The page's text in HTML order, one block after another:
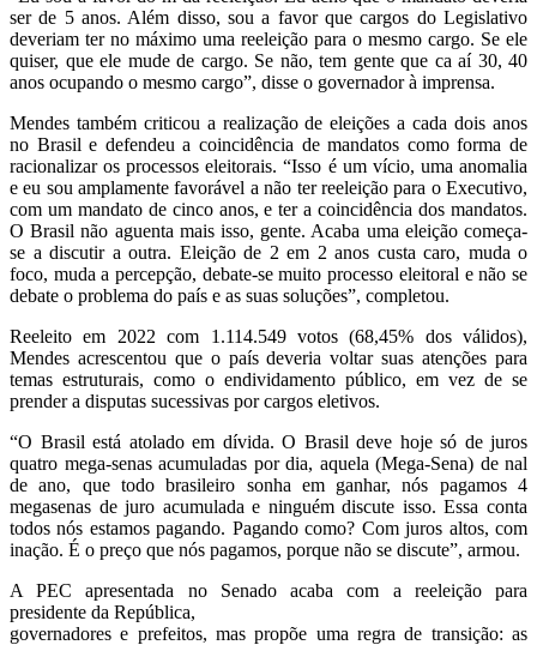
ser de 5 anos. Além disso, sou a favor que cargos do Legislativo
deveriam ter no máximo uma reeleição para o mesmo cargo. Se ele
quiser, que ele mude de cargo. Se não, tem gente que ca aí 30, 40
anos ocupando o mesmo cargo”, disse o governador à imprensa.
Mendes também criticou a realização de eleições a cada dois anos
no Brasil e defendeu a coincidência de mandatos como forma de
racionalizar os processos eleitorais. “Isso é um vício, uma anomalia
e eu sou amplamente favorável a não ter reeleição para o Executivo,
com um mandato de cinco anos, e ter a coincidência dos mandatos.
O Brasil não aguenta mais isso, gente. Acaba uma eleição começa-
se a discutir a outra. Eleição de 2 em 2 anos custa caro, muda o
foco, muda a percepção, debate-se muito processo eleitoral e não se
debate o problema do país e as suas soluções”, completou.
Reeleito em 2022 com 1.114.549 votos (68,45% dos válidos),
Mendes acrescentou que o paísdeveria voltar suas atenções para
temas estruturais, como o endividamento público, em vez de se
prender a disputas sucessivas por cargos eletivos.
“O Brasil está atolado em dívida. O Brasil deve hoje só de juros
quatro mega-senas acumuladas por dia, aquela (Mega-Sena) de nal
de ano, que todo brasileiro sonha em ganhar, nós pagamos 4
megasenas de juro acumulada e ninguém discute isso. Essa conta
todos nós estamospagando. Pagando como? Com juros altos, com
inação. É o preço que nós pagamos, porque não se discute”, armou.
A PEC apresentada no Senado acaba com a reeleição para
presidente da República,
governadores e prefeitos, mas propõe uma regra de transição: as